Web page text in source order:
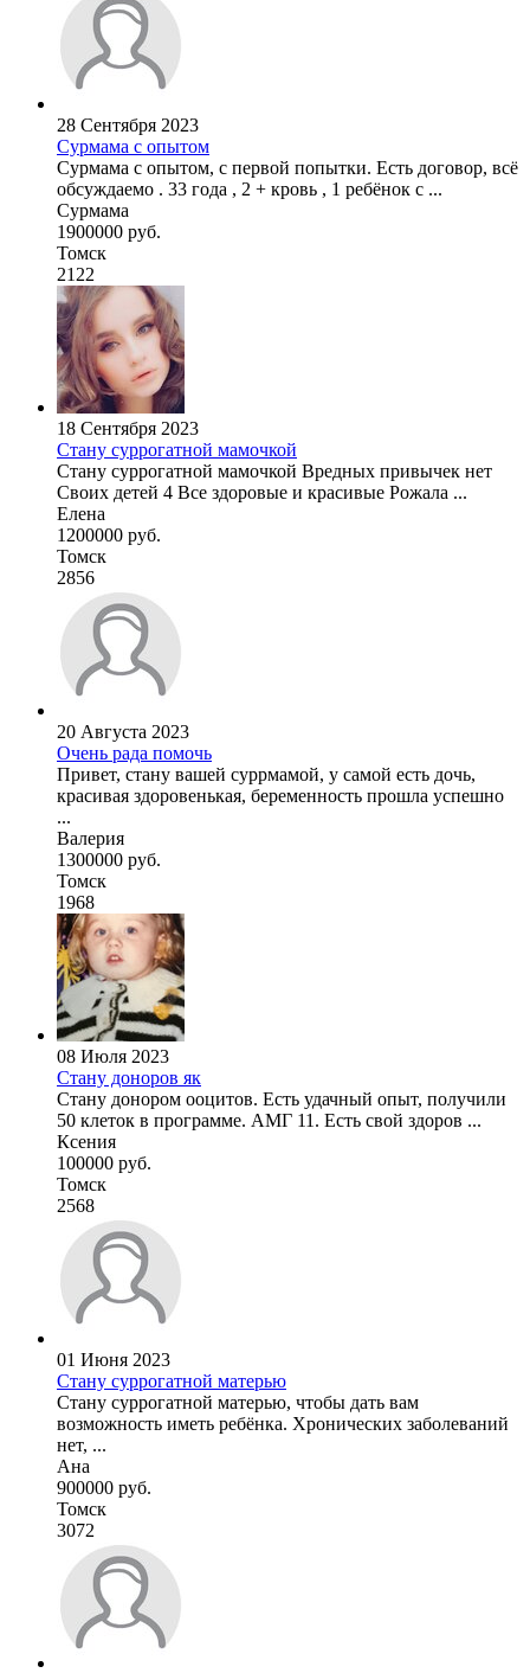
28 Сентября 2023
Сурмама с опытом
Сурмама с опытом, с первой попытки. Есть договор, всё
обсуждаемо . 33 года , 2 + кровь , 1 ребёнок с ...
Сурмама
1900000 руб.
Томск
2122
18 Сентября 2023
Стану суррогатной мамочкой
Стану суррогатной мамочкой Вредных привычек нет
Своих детей 4 Все здоровые и красивые Рожала ...
Елена
1200000 руб.
Томск
2856
20 Августа 2023
Очень рада помочь
Привет, стану вашей суррмамой, у самой есть дочь,
красивая здоровенькая, беременность прошла успешно
...
Валерия
1300000 руб.
Томск
1968
08 Июля 2023
Стану доноров як
Стану донором ооцитов. Есть удачный опыт, получили
50 клеток в программе. АМГ 11. Есть свой здоров ...
Ксения
100000 руб.
Томск
2568
01 Июня 2023
Стану суррогатной матерью
Стану суррогатной матерью, чтобы дать вам
возможность иметь ребёнка. Хронических заболеваний
нет, ...
Ана
900000 руб.
Томск
3072